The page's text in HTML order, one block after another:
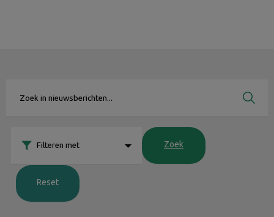
Filteren met Zoek
Reset